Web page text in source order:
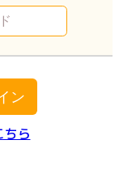
ン
ちら